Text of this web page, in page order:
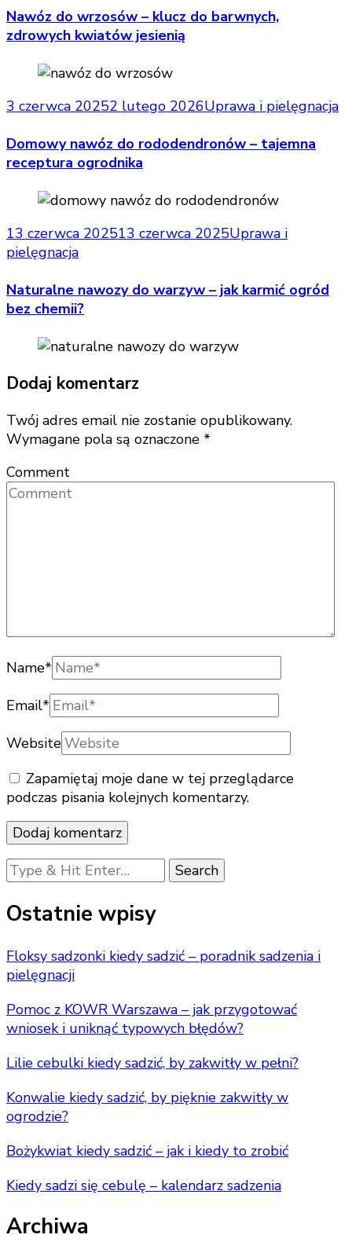
Nawóz do wrzosów – klucz do barwnych,
zdrowych kwiatów jesienią
3 czerwca 20252 lutego 2026Uprawa i pielęgnacja
Domowy nawóz do rododendronów – tajemna
receptura ogrodnika
13 czerwca 202513 czerwca 2025Uprawa i
pielęgnacja
Naturalne nawozy do warzyw – jak karmić ogród
bez chemii?
Dodaj komentarz
Twój adres email nie zostanie opublikowany.
Wymagane pola są oznaczone *
Comment
Name*
Email*
Website
Zapamiętaj moje dane w tej przeglądarce
podczas pisania kolejnych komentarzy.
Looking
for
Something?
Ostatnie wpisy
Floksy sadzonki kiedy sadzić – poradnik sadzenia i
pielęgnacji
Pomoc z KOWR Warszawa – jak przygotować
wniosek i uniknąć typowych błędów?
Lilie cebulki kiedy sadzić, by zakwitły w pełni?
Konwalie kiedy sadzić, by pięknie zakwitły w
ogrodzie?
Bożykwiat kiedy sadzić – jak i kiedy to zrobić
Kiedy sadzi się cebulę – kalendarz sadzenia
Archiwa